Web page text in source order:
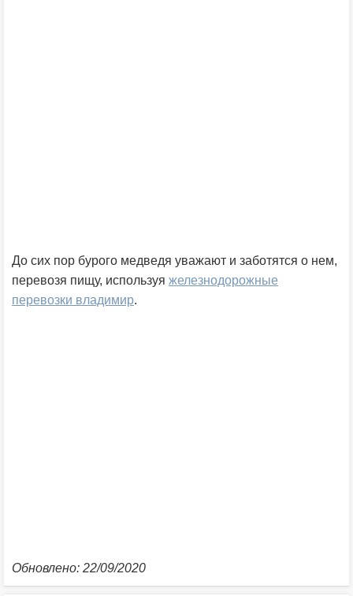
До сих пор бурого медведя уважают и заботятся о нем,
перевозя пищу, используя железнодорожные
перевозки владимир.
Обновлено: 22/09/2020